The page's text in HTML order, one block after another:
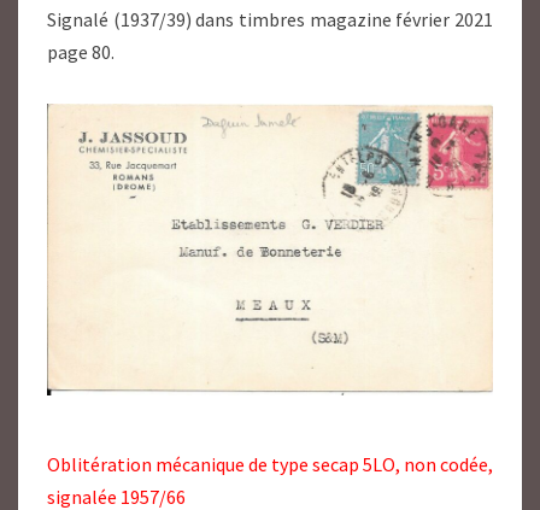
Signalé (1937/39) dans timbres magazine février 2021
page 80.
Oblitération mécanique de type secap 5LO, non codée,
signalée 1957/66